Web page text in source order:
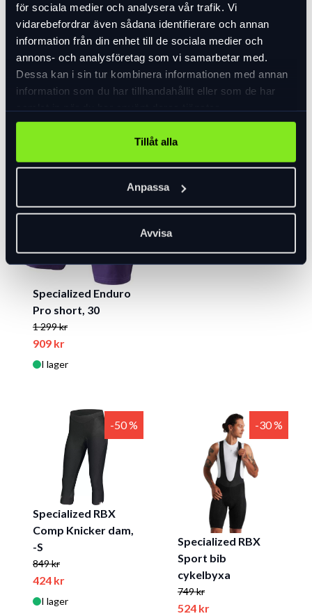
för sociala medier och analysera vår trafik. Vi
vidarebefordrar även sådana identifierare och annan
information från din enhet till de sociala medier och
annons- och analysföretag som vi samarbetar med.
Dessa kan i sin tur kombinera informationen med annan
information som du har tillhandahållit eller som de har
Tillåt alla
Anpassa
Avvisa
-30 %
Specialized Enduro
Pro short, 30
1 299 kr
909 kr
I lager
Specialized
Foundation
cykelbyxor med
1 190 kr
I lager
-50 %
Specialized RBX
Comp Knicker dam,
-S
849 kr
424 kr
I lager
-30 %
Specialized RBX
Sport bib
cykelbyxa
749 kr
524 kr